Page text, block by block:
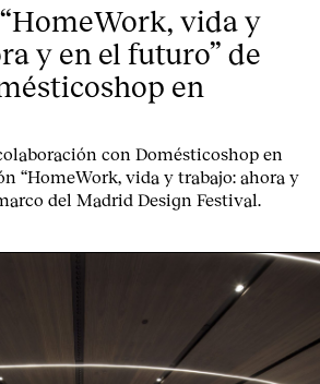
vida y
y en el futuro” de
en
con Domésticoshop en
“HomeWork, vida y trabajo: ahora y
del Madrid Design Festival.